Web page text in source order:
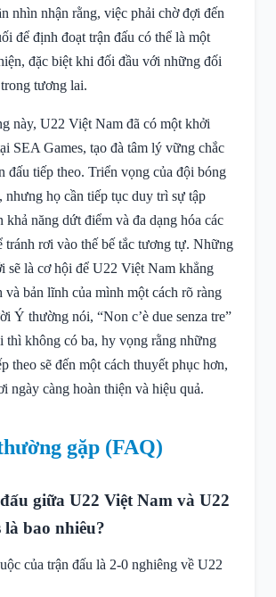
nhìn nhận rằng, việc phải chờ đợi đến
để định đoạt trận đấu có thể là một
đặc biệt khi đối đầu với những đối
tương lai.
này, U22 Việt Nam đã có một khởi
SEA Games, tạo đà tâm lý vững chắc
đấu tiếp theo. Triển vọng của đội bóng
nhưng họ cần tiếp tục duy trì sự tập
khả năng dứt điểm và đa dạng hóa các
tránh rơi vào thế bế tắc tương tự. Những
sẽ là cơ hội để U22 Việt Nam khẳng
và bản lĩnh của mình một cách rõ ràng
Ý thường nói, “Non c’è due senza tre”
thì không có ba, hy vọng rằng những
theo sẽ đến một cách thuyết phục hơn,
ngày càng hoàn thiện và hiệu quả.
gặp (FAQ)
giữa U22 Việt Nam và U22
bao nhiêu?
của trận đấu là 2-0 nghiêng về U22